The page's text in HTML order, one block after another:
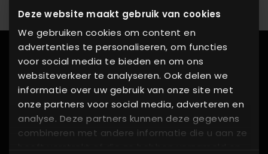
Deze website maakt gebruik van cookies
We gebruiken cookies om content en
advertenties te personaliseren, om functies
voor social media te bieden en om ons
websiteverkeer te analyseren. Ook delen we
informatie over uw gebruik van onze site met
onze partners voor social media, adverteren en
analyse. Deze partners kunnen deze gegevens
combineren met andere informatie die u aan ze
Address
KSE - The Batching Experts
Rondweg 27, 5531 AJ Bladel